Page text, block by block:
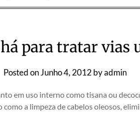
para tratar vias
Posted onJunho 4, 2012 byadmin
em uso interno como tisana ou
a limpeza de cabelos oleosos,